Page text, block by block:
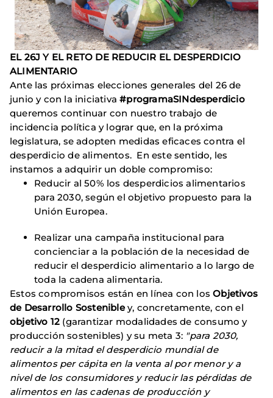
EL 26J Y EL RETO DE REDUCIR EL DESPERDICIO
ALIMENTARIO
Ante las próximas elecciones generales del 26 de
junio y con la iniciativa#programaSINdesperdicio
queremos continuar con nuestro trabajo de
incidencia política y lograr que, en la próxima
legislatura, se adopten medidas eficaces contra el
desperdicio de alimentos. En este sentido, les
instamos a adquirir un doble compromiso:
Reducir al 50% los desperdicios alimentarios
para 2030, según el objetivo propuesto para la
Unión Europea.
Realizar una campaña institucional para
concienciar a la población de la necesidad de
reducir el desperdicio alimentario a lo largo de
toda la cadena alimentaria.
Estos compromisos están en línea con losObjetivos
de Desarrollo Sostenibley, concretamente, con el
objetivo 12 (garantizar modalidades de consumo y
producción sostenibles) y su meta 3: "para 2030,
reducir a la mitad el desperdicio mundial de
alimentos per cápita en la venta al por menor y a
nivel de los consumidores y reducir las pérdidas de
alimentos en las cadenas de producción y